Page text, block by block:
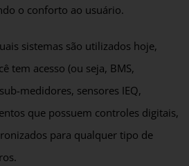
o conforto ao usuário.
sistemas são utilizados hoje,
tem acesso (ou seja, BMS,
medidores, sensores IEQ,
que possuem controles digitais,
para qualquer tipo de